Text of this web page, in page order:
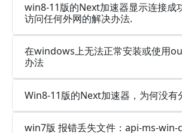
win8-11版的Next加速器显示连接成
访问任何外网的解决办法.
在windows上无法正常安装或使用
办法
Win8-11版的Next加速器，为何没有
win7版 报错丢失文件：api-ms-win-